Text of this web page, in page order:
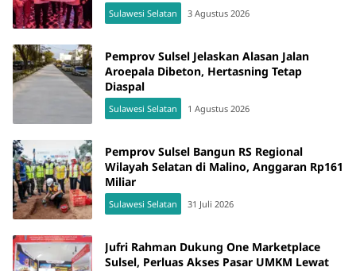
Sulawesi Selatan 3 Agustus 2026
Pemprov Sulsel Jelaskan Alasan Jalan
Aroepala Dibeton, Hertasning Tetap
Diaspal
Sulawesi Selatan 1 Agustus 2026
Pemprov Sulsel Bangun RS Regional
Wilayah Selatan di Malino, Anggaran Rp161
Miliar
Sulawesi Selatan 31 Juli 2026
Jufri Rahman Dukung One Marketplace
Sulsel, Perluas Akses Pasar UMKM Lewat